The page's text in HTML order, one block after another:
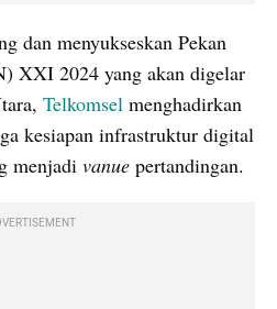
dan menyukseskan Pekan
XXI 2024 yang akan digelar
Telkomsel menghadirkan
kesiapan infrastruktur digital
menjadi vanue pertandingan.